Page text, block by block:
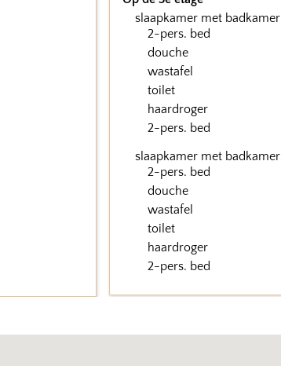
slaapkamer met badkamer
2-pers. bed
douche
wastafel
toilet
haardroger
2-pers. bed
slaapkamer met badkamer
2-pers. bed
douche
wastafel
toilet
haardroger
2-pers. bed